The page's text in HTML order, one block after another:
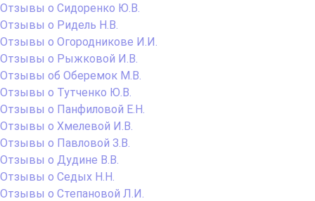
Отзывы о Сидоренко Ю.В.
Отзывы о Ридель Н.В.
Отзывы о Огородникове И.И.
Отзывы о Рыжковой И.В.
Отзывы об Оберемок М.В.
Отзывы о Тутченко Ю.В.
Отзывы о Панфиловой Е.Н.
Отзывы о Хмелевой И.В.
Отзывы о Павловой З.В.
Отзывы о Дудине В.В.
Отзывы о Седых Н.Н.
Отзывы о Степановой Л.И.